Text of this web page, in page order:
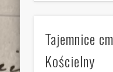
Tajemnice
Kościelny